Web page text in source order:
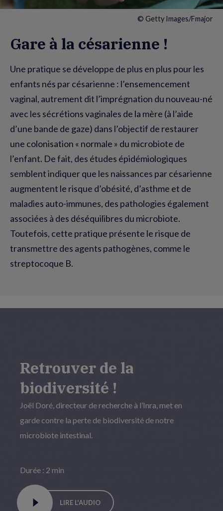
© Getty Images/Fmajor
Gare à la césarienne !
Une pratique se développe de plus en plus pour les
enfants nés par césarienne : l’ensemencement
vaginal, autrement dit l’imprégnation du nouveau-né
avec les sécrétions vaginales de la mère (à l’aide
d’une bande de gaze) dans l’objectif de restaurer
une colonisation « normale » du microbiote de
l’enfant. De fait, des études épidémiologiques
semblent indiquer que les naissances par césarienne
augmentent le risque d’obésité, d’asthme et de
maladies auto-immunes, des pathologies également
associées à des déséquilibres du microbiote.
Toutefois, cette pratique présente le risque de
transmettre des agents pathogènes, comme le
streptocoque B.
Retrouver de la
biodiversité !
Joël Doré, directeur de recherche à l’Inra, met en
garde contre la perte de biodiversité de notre
microbiote intestinal.
Durée : 2 min
LIRE L'AUDIO